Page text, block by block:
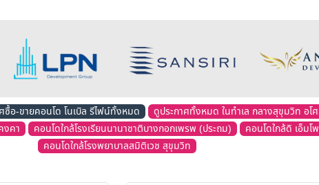
ซื้อ-ขายคอนโด โนเบิล รีไฟน์ทั้งหมด
ดูประกาศทั้งหมด ในทำเล กลางสุขุมวิท อ
งคา คอนโดใกล้โรงเรียนนานาชาติบางกอกเพรพ (ประถม) คอนโดใกล้ดิ เอ็มโ
คอนโดใกล้โรงพยาบาลสมิติเวช สุขุมวิท